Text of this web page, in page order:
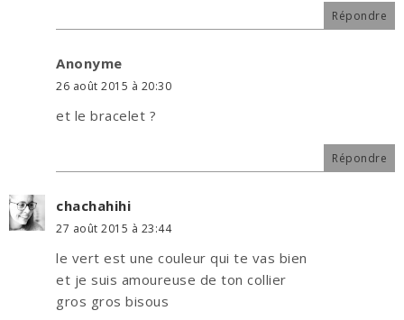
Répondre
Anonyme
26 août 2015 à 20:30
et le bracelet ?
Répondre
chachahihi
27 août 2015 à 23:44
le vert est une couleur qui te vas bien
et je suis amoureuse de ton collier
gros gros bisous